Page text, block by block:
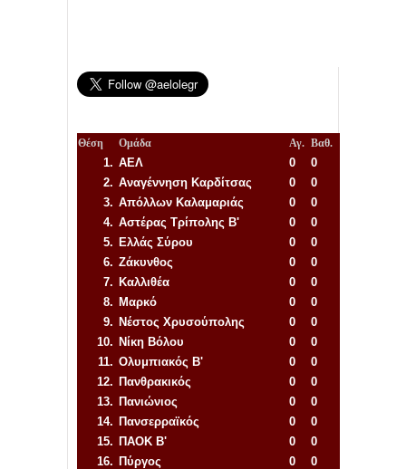
Θέση Ομάδα Αγ. Βαθ.
1. ΑΕΛ 0
0
2. Αναγέννηση Καρδίτσας 0
0
3. Απόλλων Καλαμαριάς 0
0
4. Αστέρας Τρίπολης Β' 0
0
5. Ελλάς Σύρου 0
0
6. Ζάκυνθος 0
0
7. Καλλιθέα 0
0
8. Μαρκό 0
0
9. Νέστος Χρυσούπολης 0
0
10. Νίκη Βόλου 0
0
11. Ολυμπιακός Β' 0
0
12. Πανθρακικός 0
0
13. Πανιώνιος 0
0
14. Πανσερραϊκός 0
0
15. ΠΑΟΚ Β' 0
0
16. Πύργος 0
0